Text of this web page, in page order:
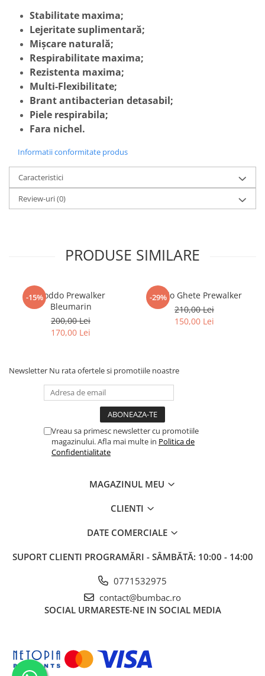
Stabilitate maxima;
Lejeritate suplimentară;
Mișcare naturală;
Respirabilitate maxima;
Rezistenta maxima;
Multi-Flexibilitate;
Brant antibacterian detasabil;
Piele respirabila;
Fara nichel.
Informatii conformitate produs
Caracteristici
Review-uri(0)
PRODUSE SIMILARE
-15%Froddo Prewalker
Bleumarin
200,00 Lei
170,00 Lei
-29%
Froddo Ghete Prewalker
210,00 Lei
150,00 Lei
Newsletter Nu rata ofertele si promotiile noastre
Vreau sa primesc newsletter cu promotiile
magazinului. Afla mai multe in Politica de
Confidentialitate
MAGAZINUL MEU
CLIENTI
DATE COMERCIALE
SUPORT CLIENTI PROGRAMĂRI - SÂMBĂTĂ: 10:00 - 14:00
0771532975
contact@bumbac.ro
SOCIAL URMARESTE-NE IN SOCIAL MEDIA